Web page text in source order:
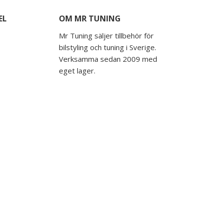
OM MR TUNING
Mr Tuning säljer tillbehör för
bilstyling och tuning i Sverige.
Verksamma sedan 2009 med
eget lager.